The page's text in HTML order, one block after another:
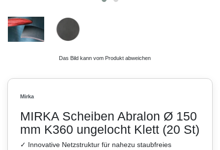
Das Bild kann vom Produkt abweichen
Mirka
MIRKA Scheiben Abralon Ø 150
mm K360 ungelocht Klett (20 St)
✓ Innovative Netzstruktur für nahezu staubfreies